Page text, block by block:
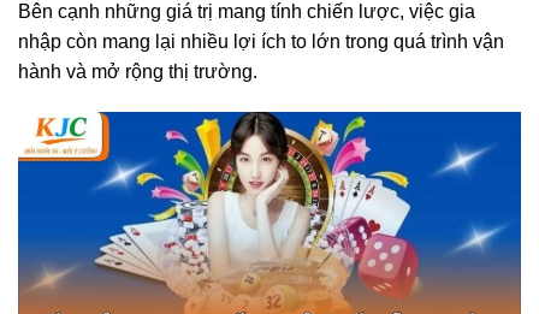
Bên cạnh những giá trị mang tính chiến lược, việc gia
nhập còn mang lại nhiều lợi ích to lớn trong quá trình vận
hành và mở rộng thị trường.